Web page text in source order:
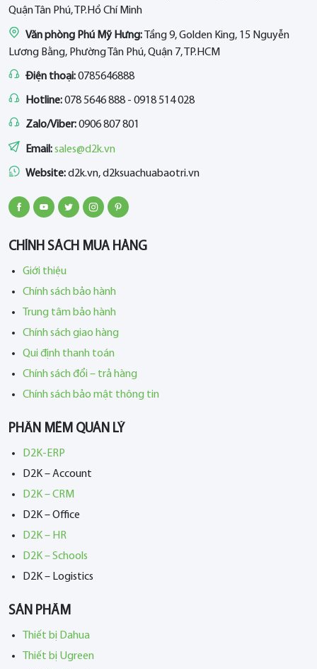
Quận Tân Phú, TP.Hồ Chí Minh
Văn phòng Phú Mỹ Hưng:
Tầng 9, Golden King, 15 Nguyễn
Lương Bằng, Phường Tân Phú, Quận 7, TP.HCM
Điện thoại:0785646888
Hotline:078 5646 888 - 0918 514 028
Zalo/Viber:0906 807 801
Email:sales@d2k.vn
Website:d2k.vn, d2ksuachuabaotri.vn
CHÍNH SÁCH MUA HÀNG
Giới thiệu
Chính sách bảo hành
Trung tâm bảo hành
Chính sách giao hàng
Qui định thanh toán
Chính sách đổi – trả hàng
Chính sách bảo mật thông tin
PHẦN MỀM QUẢN LÝ
D2K-ERP
D2K – Account
D2K – CRM
D2K – Office
D2K – HR
D2K – Schools
D2K – Logistics
SẢN PHẨM
Thiết bị Dahua
Thiết bị Ugreen